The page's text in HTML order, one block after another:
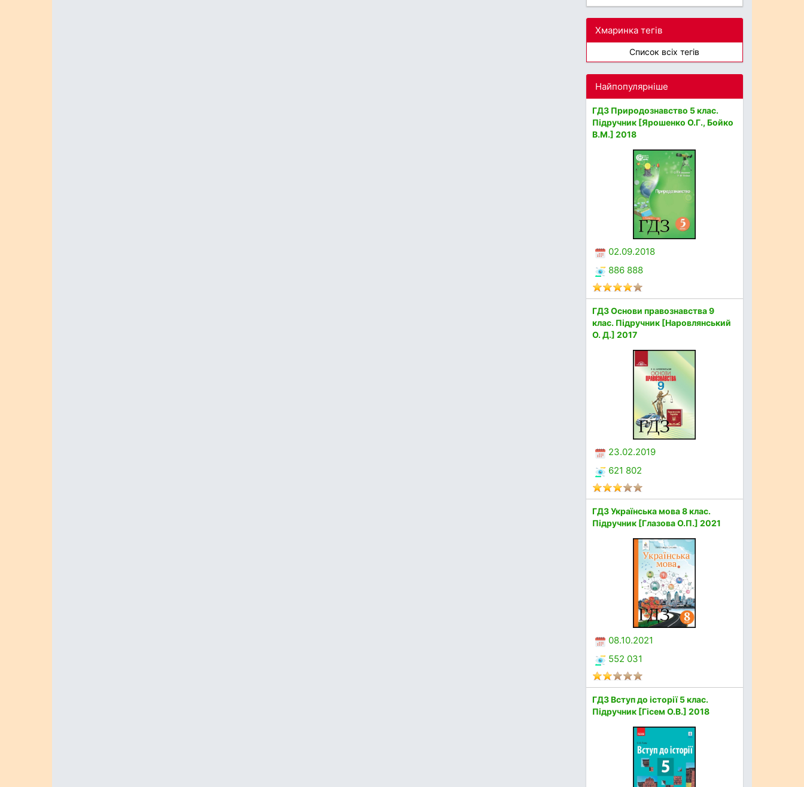
Хмаринка тегів
Список всіх тегів
Найпопулярніше
ГДЗ Природознавство 5 клас.
Підручник [Ярошенко О.Г., Бойко
В.М.] 2018
02.09.2018
886 888
ГДЗ Основи правознавства 9
клас. Підручник [Наровлянський
О. Д.] 2017
23.02.2019
621 802
ГДЗ Українська мова 8 клас.
Підручник [Глазова О.П.] 2021
08.10.2021
552 031
ГДЗ Вступ до історії 5 клас.
Підручник [Гісем О.В.] 2018